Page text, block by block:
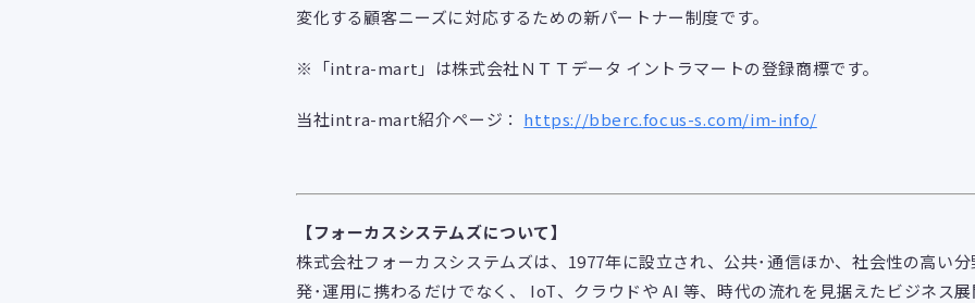
変化する顧客ニーズに対応するための新パートナー制度です。
※「intra-mart」は株式会社ＮＴＴデータ イントラマートの登録商標です。
当社intra-mart紹介ページ： https://bberc.focus-s.com/im-info/
【フォーカスシステムズについて】
株式会社フォーカスシステムズは、1977年に設立され、公共･通信ほか、社会性の⾼い
発･運⽤に携わるだけでなく、 IoT、クラウドや AI 等、時代の流れを⾒据えたビジネス